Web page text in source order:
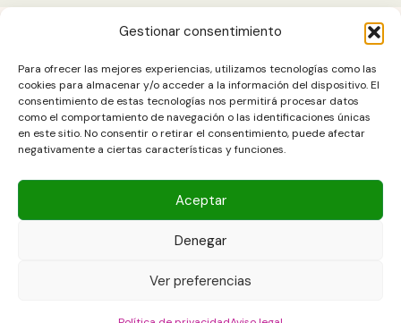
Gestionar consentimiento
Para ofrecer las mejores experiencias, utilizamos tecnologías como las
cookies para almacenar y/o acceder a la información del dispositivo. El
consentimiento de estas tecnologías nos permitirá procesar datos
como el comportamiento de navegación o las identificaciones únicas
en este sitio. No consentir o retirar el consentimiento, puede afectar
negativamente a ciertas características y funciones.
Aceptar
Denegar
Ver preferencias
Aviso legal
Contacto
DESCARGO DE RESPONSABILIDAD
Política de cookies (UE)
POLÍTICA DE PRIVACIDAD
Copyright © 2026 Las Recetas Caseras de Isa. Powered by Las